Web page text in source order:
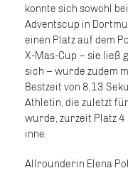
konnte sich sowohl
Adventscup in
einen Platz auf dem
X-Mas-Cup – sie ließ
sich – wurde zudem
Bestzeit von 8,13
Athletin, die zuletzt
wurde, zurzeit Platz
inne.
Allrounderin Elena